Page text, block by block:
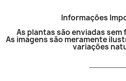
Informações
As plantas são enviadas
As imagens são meramente
variações